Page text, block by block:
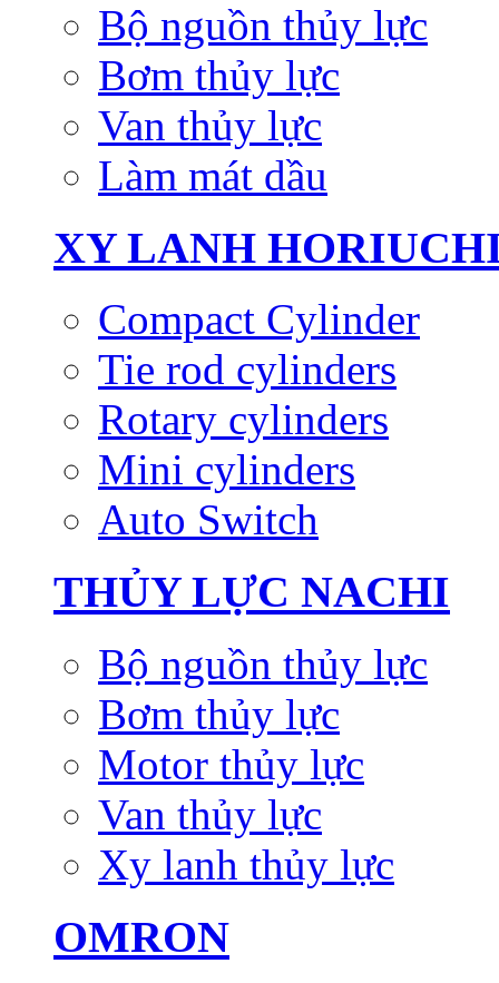
Bộ nguồn thủy lực
Bơm thủy lực
Van thủy lực
Làm mát dầu
XY LANH
Compact Cylinder
Tie rod cylinders
Rotary cylinders
Mini cylinders
Auto Switch
THỦY LỰC NACHI
Bộ nguồn thủy lực
Bơm thủy lực
Motor thủy lực
Van thủy lực
Xy lanh thủy lực
OMRON